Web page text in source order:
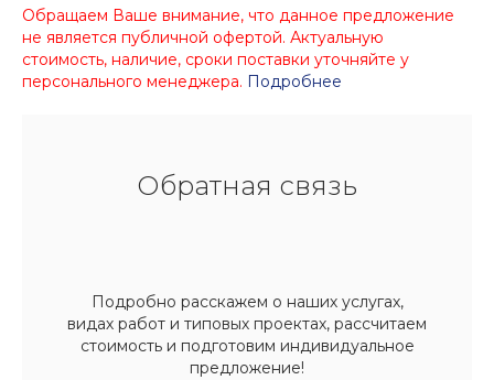
Обращаем Ваше внимание, что данное предложение
не является публичной офертой. Актуальную
стоимость, наличие, сроки поставки уточняйте у
персонального менеджера. Подробнее
Обратная связь
Подробно расскажем о наших услугах,
видах работ и типовых проектах, рассчитаем
стоимость и подготовим индивидуальное
предложение!